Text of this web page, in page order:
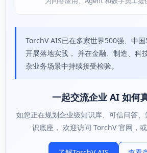
TorchV AIS已在多家世界500强、中
开展落地实践， 并在金融、制造、科
杂业务场景中持续接受检验。
一起交流企业 AI 如何
如您正在规划企业级知识库、可信问答
识底座， 欢迎访问 TorchV 官网，或